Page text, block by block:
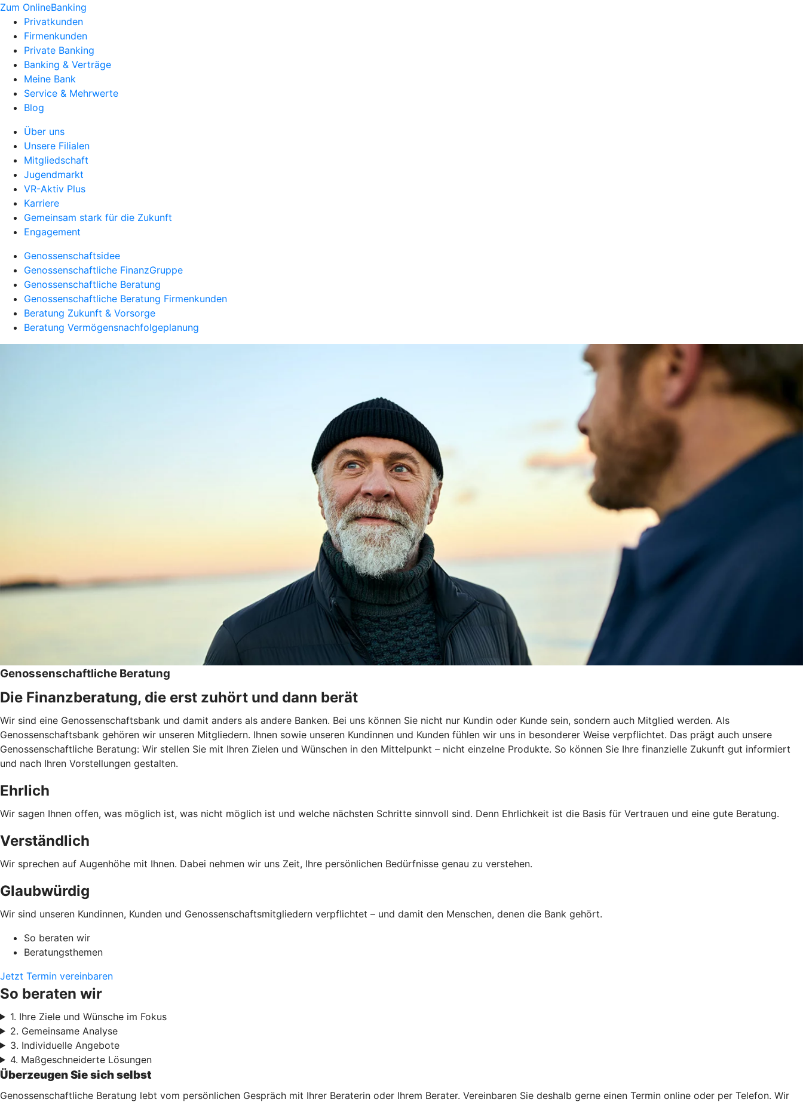
Zum OnlineBanking
Privatkunden
Firmenkunden
Private Banking
Banking & Verträge
Meine Bank
Service & Mehrwerte
Blog
Über uns
Unsere Filialen
Mitgliedschaft
Jugendmarkt
VR-Aktiv Plus
Karriere
Gemeinsam stark für die Zukunft
Engagement
Genossenschaftsidee
Genossenschaftliche FinanzGruppe
Genossenschaftliche Beratung
Genossenschaftliche Beratung Firmenkunden
Beratung Zukunft & Vorsorge
Beratung Vermögensnachfolgeplanung
Genossenschaftliche Beratung
Die Finanzberatung, die erst zuhört und dann berät
Wir sind eine Genossenschaftsbank und damit anders als andere Banken. Bei uns können Sie nicht nur Kundin oder Kunde sein, sondern auch Mitglied werden. Als
Genossenschaftsbank gehören wir unseren Mitgliedern. Ihnen sowie unseren Kundinnen und Kunden fühlen wir uns in besonderer Weise verpflichtet. Das prägt auch unsere
Genossenschaftliche Beratung: Wir stellen Sie mit Ihren Zielen und Wünschen in den Mittelpunkt – nicht einzelne Produkte. So können Sie Ihre finanzielle Zukunft gut informiert
und nach Ihren Vorstellungen gestalten.
Ehrlich
Wir sagen Ihnen offen, was möglich ist, was nicht möglich ist und welche nächsten Schritte sinnvoll sind. Denn Ehrlichkeit ist die Basis für Vertrauen und eine gute Beratung.
Verständlich
Wir sprechen auf Augenhöhe mit Ihnen. Dabei nehmen wir uns Zeit, Ihre persönlichen Bedürfnisse genau zu verstehen.
Glaubwürdig
Wir sind unseren Kundinnen, Kunden und Genossenschaftsmitgliedern verpflichtet – und damit den Menschen, denen die Bank gehört.
So beraten wir
Beratungsthemen
Jetzt Termin vereinbaren
So beraten wir
1. Ihre Ziele und Wünsche im Fokus
2. Gemeinsame Analyse
3. Individuelle Angebote
4. Maßgeschneiderte Lösungen
Überzeugen Sie sich selbst
Genossenschaftliche Beratung lebt vom persönlichen Gespräch mit Ihrer Beraterin oder Ihrem Berater. Vereinbaren Sie deshalb gerne einen Termin online oder per Telefon. Wir